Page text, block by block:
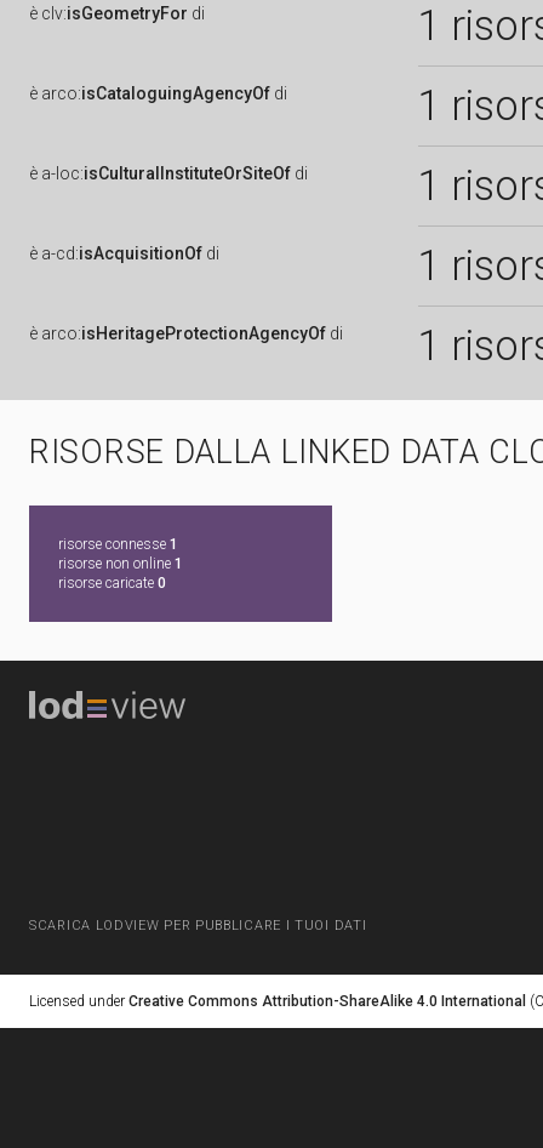
è clv:isGeometryFor di 1
è arco:isCataloguingAgencyOf di 1
è a-loc:isCulturalInstituteOrSiteOf di 1
è a-cd:isAcquisitionOf di 1
è arco:isHeritageProtectionAgencyOf di 1
RISORSE DALLA LINKED DATA
risorse connesse 1
risorse non online 1
risorse caricate 0
SCARICA LODVIEW PER PUBBLICARE I TUOI DATI
Licensed under Creative Commons Attribution-ShareAlike 4.0 International